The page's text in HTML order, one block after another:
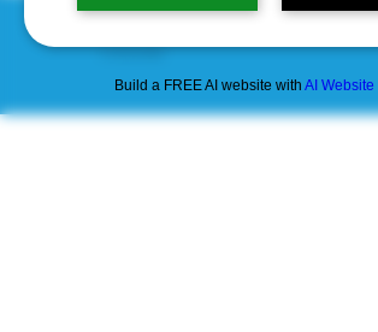
Build a FREE AI website with AI